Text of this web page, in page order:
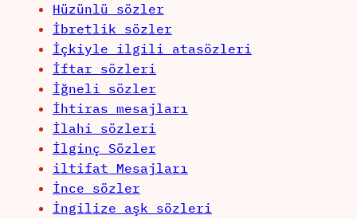
Hüzünlü sözler
İbretlik sözler
İçkiyle ilgili atasözleri
İftar sözleri
İğneli sözler
İhtiras mesajları
İlahi sözleri
İlginç Sözler
iltifat Mesajları
İnce sözler
İngilize aşk sözleri